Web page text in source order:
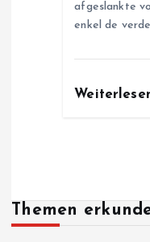
afgeslankte
enkel de
Themen